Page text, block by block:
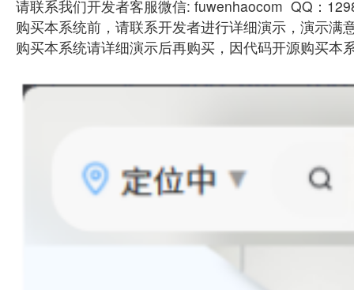
请联系我们开发者客服微信: fuwenhaocom QQ：
购买本系统前，请联系开发者进行详细演示，演示满
购买本系统请详细演示后再购买，因代码开源购买本